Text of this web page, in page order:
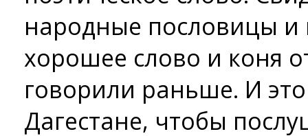
народные пословицы и
хорошее слово и коня
говорили раньше. И
Дагестане, чтобы